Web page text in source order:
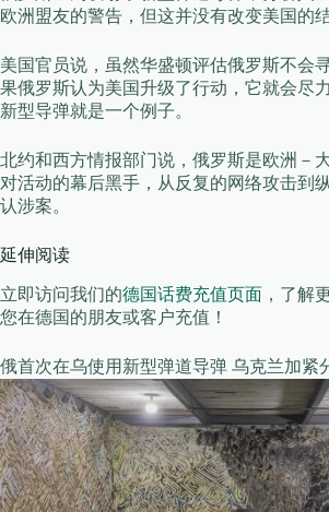
欧洲盟友的警告，但这并没有改变美国的结
美国官员说，虽然华盛顿评估俄罗斯不会
果俄罗斯认为美国升级了行动，它就会尽
新型导弹就是一个例子。
北约和西方情报部门说，俄罗斯是欧洲－
对活动的幕后黑手，从反复的网络攻击到
认涉案。
延伸阅读
立即访问我们的德国话费充值页面 ，了解
您在德国的朋友或客户充值！
俄首次在乌使用新型弹道导弹 乌克兰加紧